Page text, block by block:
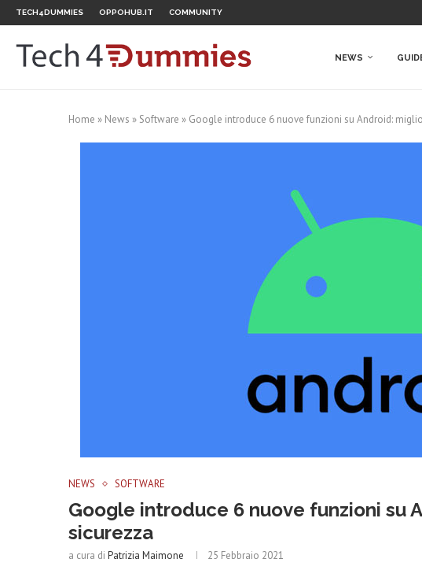
TECH4DUMMIES OPPOHUB.IT COMMUNITY
NEWS
Home » News » Software » Google introduce 6 nuove funzioni su Android:
NEWS SOFTWARE
Google introduce 6 nuove funzioni su
sicurezza
a cura di Patrizia Maimone 25 Febbraio 2021